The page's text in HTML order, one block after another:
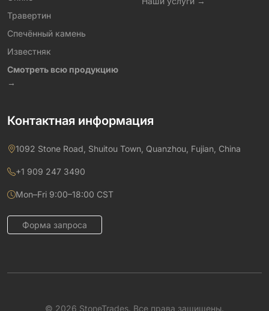
Травертин
Спечённый камень
Известняк
Смотреть всю продукцию
→
Контактная информация
1092 Stone Road, Shuitou Town, Quanzhou, Fujian, China
+1 909 247 3490
Mon–Fri 9:00–18:00 CST
Форма запроса
© 2026 StoneTrades. Все права защищены.